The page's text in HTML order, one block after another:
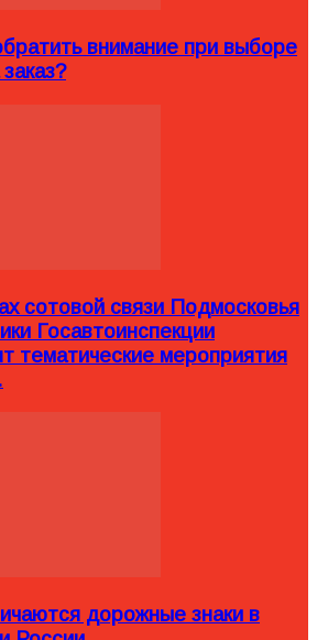
внимание при выборе
сотовой связи Подмосковья
Госавтоинспекции
тематические мероприятия
дорожные знаки в